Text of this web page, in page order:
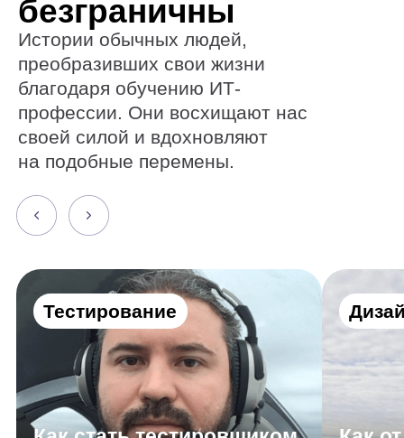
Тестирование
Как стать тестировщиком,
лежа на больничной
койке
Алексей Дубовский
Получите все
нужные навыки